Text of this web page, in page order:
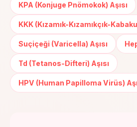
KPA (Konjuge Pnömokok) Aşısı
KKK (Kızamık-Kızamıkçık-
Suçiçeği (Varicella) Aşısı
Td (Tetanos-Difteri) Aşısı
HPV (Human Papilloma Virüs)